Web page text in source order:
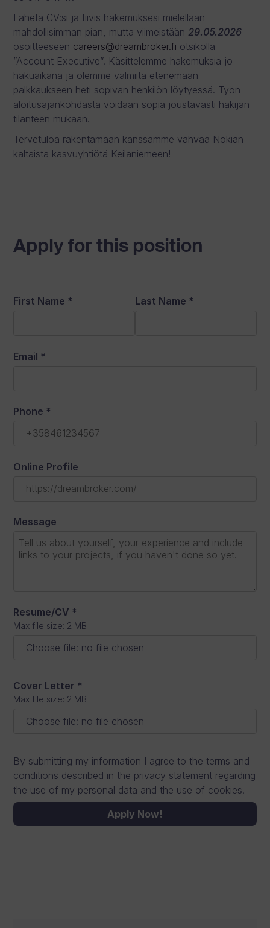
Lähetä CV:si ja tiivis hakemuksesi mielellään
mahdollisimman pian, mutta viimeistään 29.05.2026
osoitteeseen careers@dreambroker.fi otsikolla
”Account Executive”. Käsittelemme hakemuksia jo
hakuaikana ja olemme valmiita etenemään
palkkaukseen heti sopivan henkilön löytyessä. Työn
aloitusajankohdasta voidaan sopia joustavasti hakijan
tilanteen mukaan.
Tervetuloa rakentamaan kanssamme vahvaa Nokian
kaltaista kasvuyhtiötä Keilaniemeen!
Apply for this position
First Name * Last Name *
Email *
Phone *
Online Profile
Message
Resume/CV *
Max file size: 2 MB
Choose file: no file chosen
Cover Letter *
Max file size: 2 MB
Choose file: no file chosen
By submitting my information I agree to the terms and
conditions described in the privacy statement regarding
the use of my personal data and the use of cookies.
Apply Now!